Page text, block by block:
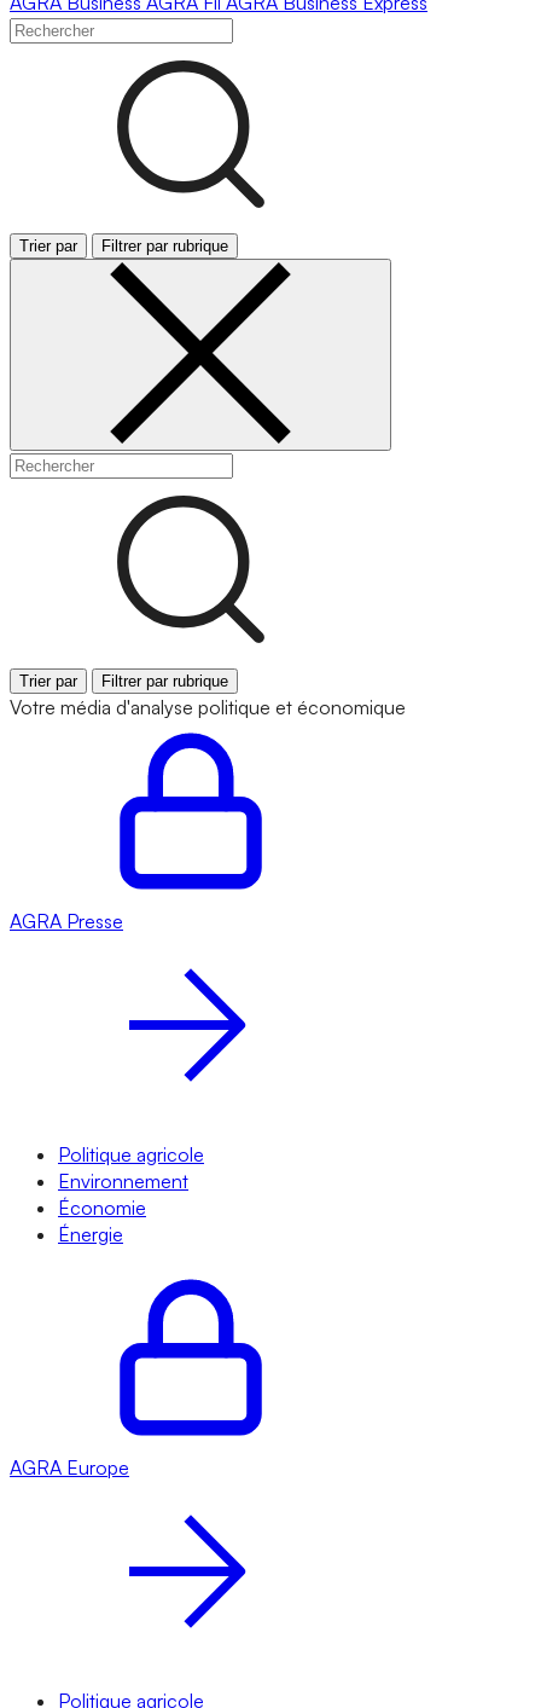
Trier par Filtrer par rubrique
Trier par Filtrer par rubrique
Votre média d'analyse politique et économique
AGRA Presse
Politique agricole
Environnement
Économie
Énergie
AGRA Europe
Politique agricole